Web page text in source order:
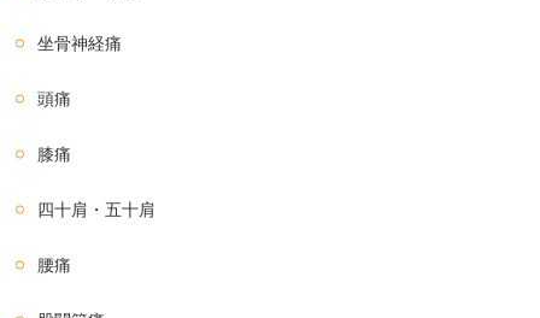
坐骨神経痛
頭痛
膝痛
四十肩・五十肩
腰痛